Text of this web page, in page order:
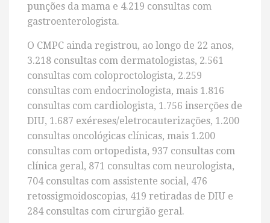
punções da mama e 4.219 consultas com
gastroenterologista.
O CMPC ainda registrou, ao longo de 22 anos,
3.218 consultas com dermatologistas, 2.561
consultas com coloproctologista, 2.259
consultas com endocrinologista, mais 1.816
consultas com cardiologista, 1.756 inserções de
DIU, 1.687 exéreses/eletrocauterizações, 1.200
consultas oncológicas clínicas, mais 1.200
consultas com ortopedista, 937 consultas com
clínica geral, 871 consultas com neurologista,
704 consultas com assistente social, 476
retossigmoidoscopias, 419 retiradas de DIU e
284 consultas com cirurgião geral.